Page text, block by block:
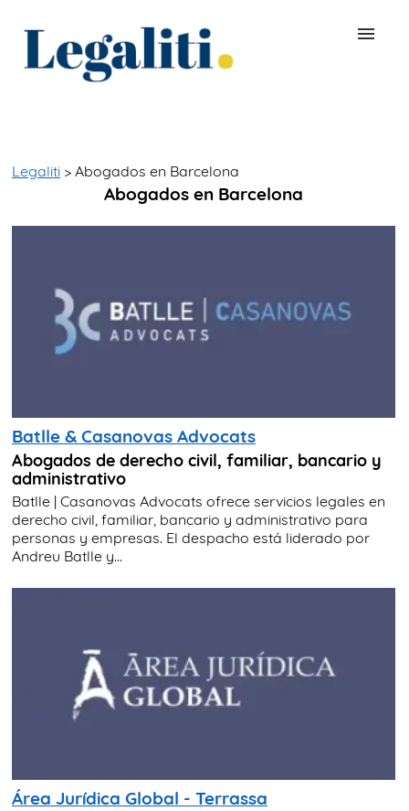
Legaliti > Abogados en Barcelona
Abogados en Barcelona
Batlle & Casanovas Advocats
Abogados de derecho civil, familiar, bancario y
administrativo
Batlle | Casanovas Advocats ofrece servicios legales en
derecho civil, familiar, bancario y administrativo para
personas y empresas. El despacho está liderado por
Andreu Batlle y...
Área Jurídica Global - Terrassa